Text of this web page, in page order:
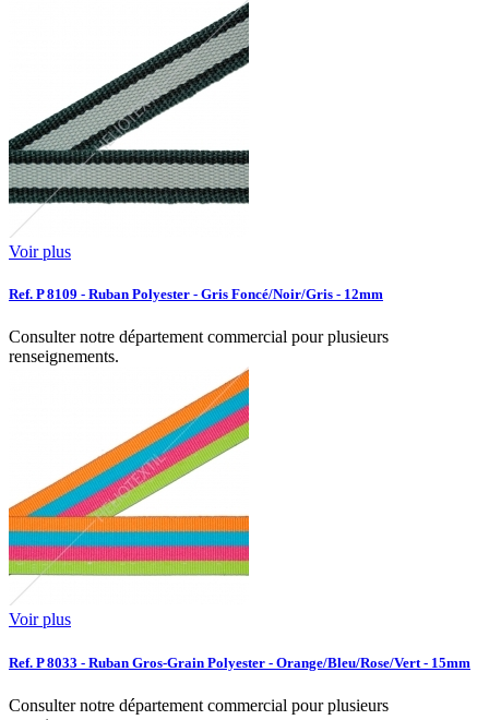
Voir plus
Ref. P 8109 - Ruban Polyester - Gris Foncé/Noir/Gris - 12mm
Consulter notre département commercial pour plusieurs
renseignements.
Voir plus
Ref. P 8033 - Ruban Gros-Grain Polyester - Orange/Bleu/Rose/Vert - 15mm
Consulter notre département commercial pour plusieurs